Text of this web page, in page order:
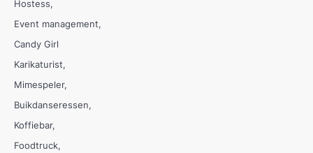
Hostess
Event management
Candy Girl
Karikaturist
Mimespeler
Buikdanseressen
Koffiebar
Foodtruck